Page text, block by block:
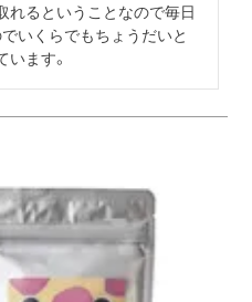
れるということなので毎日
いくらでもちょうだいと
ます。